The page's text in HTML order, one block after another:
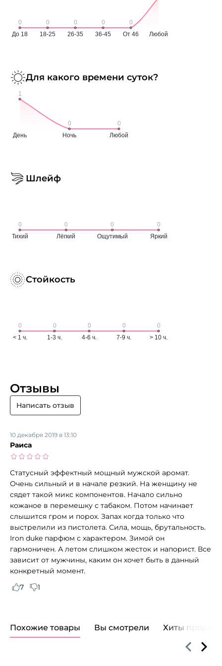
Для какого времени суток?
Шлейф
Стойкость
Отзывы
Написать отзыв
Раиса
10 декабря 2019 в 13:10
Статусный эффектный мощный мужской аромат.
Очень сильный и в начале резкий. На женщину не
сядет такой микс компонентов. Начало сильно
кожаное в перемешку с табаком. Потом начинает
слышится гром и порох. Запах когда только что
выстрелили из пистолета. Сила, мощь, брутальность.
Iron duke парфюм с характером. Зимой он
гармоничен. А летом слишком жесток и напорист. Все
зависит от мужчины, каким он хочет быть в данный
конкретный момент.
7
1
Похожие товары Вы смотрели Хиты продаж